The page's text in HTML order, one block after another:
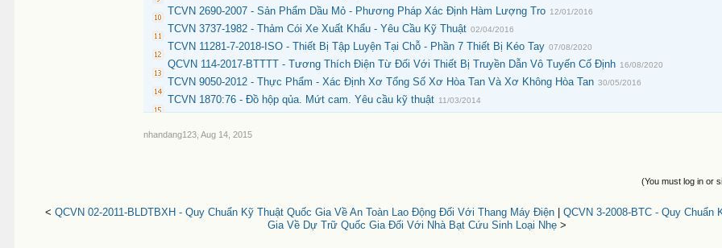
TCVN 2690-2007 - Sản Phẩm Dầu Mỏ - Phương Pháp Xác Định Hàm Lượng Tro 12/01/2016
TCVN 3737-1982 - Thảm Cói Xe Xuất Khẩu - Yêu Cầu Kỹ Thuật 02/04/2016
TCVN 11281-7-2018-ISO - Thiết Bị Tập Luyện Tại Chỗ - Phần 7 Thiết Bị Kéo Tay 07/08/2020
QCVN 114-2017-BTTTT - Tương Thích Điện Từ Đối Với Thiết Bị Truyền Dẫn Vô Tuyến Cố Định 16/08/2020
TCVN 9050-2012 - Thực Phẩm - Xác Định Xơ Tổng Số Xơ Hòa Tan Và Xơ Không Hòa Tan 30/05/2016
TCVN 1870:76 - Đồ hộp qủa. Mứt cam. Yêu cầu kỹ thuật 11/03/2014
nhandang123 Aug 14, 2015
(You must log in or
< QCVN 02-2011-BLDTBXH - Quy Chuẩn Kỹ Thuật Quốc Gia Về An Toàn Lao Động Đối Với Thang Máy Điện
QCVN 3-2008-BTC - Quy Chuẩn
Gia Về Dự Trữ Quốc Gia Đối Với Nhà Bạt Cứu Sinh Loại Nhẹ>